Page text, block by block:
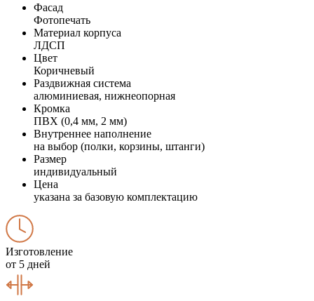
Фасад
Фотопечать
Материал корпуса
ЛДСП
Цвет
Коричневый
Раздвижная система
алюминиевая, нижнеопорная
Кромка
ПВХ (0,4 мм, 2 мм)
Внутреннее наполнение
на выбор (полки, корзины, штанги)
Размер
индивидуальный
Цена
указана за базовую комплектацию
Изготовление
от 5 дней